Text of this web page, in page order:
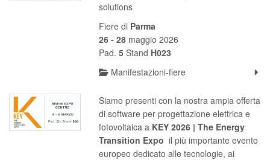
solutions
Fiere di Parma
26 - 28 maggio 2026
Pad. 5Stand H023
Manifestazioni-fiere
Siamo presenti con la nostra ampia offerta
di software per progettazione elettrica e
fotovoltaica a KEY 2026 | The Energy
Transition Expo il più importante evento
europeo dedicato alle tecnologie, ai